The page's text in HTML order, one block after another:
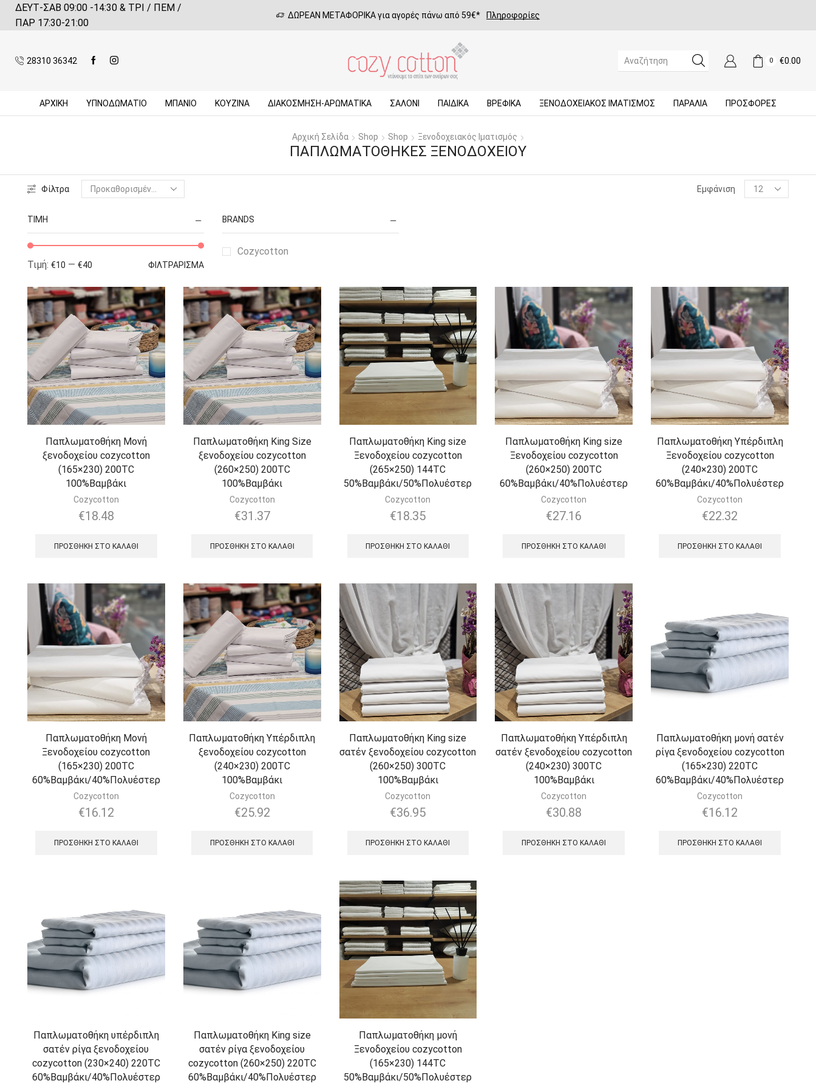
ΔΕΥΤ-ΣΑΒ 09:00 -14:30 & ΤΡΙ / ΠΕΜ /
ΠΑΡ 17:30-21:00
ΔΩΡΕΑΝ ΜΕΤΑΦΟΡΙΚΑ για αγορές πάνω από 59€* Πληροφορίες
28310 36342
SEARCH
0 €0.00
ΑΡΧΙΚΉ ΥΠΝΟΔΩΜΑΤΙΟ ΜΠΆΝΙΟ ΚΟΥΖΊΝΑ ΔΙΑΚΟΣΜΗΣΗ-ΑΡΩΜΑΤΙΚΑ ΣΑΛΌΝΙ ΠΑΙΔΙΚΆ ΒΡΕΦΙΚΆ ΞΕΝΟΔΟΧΕΙΑΚΌΣ ΙΜΑΤΙΣΜΌΣ ΠΑΡΑΛΙΑ ΠΡΟΣΦΟΡΈΣ
Αρχική Σελίδα Shop Shop Ξενοδοχειακός Ιματισμός
ΠΑΠΛΩΜΑΤΟΘΉΚΕΣ ΞΕΝΟΔΟΧΕΊΟΥ
Φίλτρα Εμφάνιση
Products
per
ΤΙΜΉ
ΦΙΛΤΡΆΡΙΣΜΑ
Τιμή: €10 — €40
BRANDS
Cozycotton
Παπλωματοθήκη Μονή
ξενοδοχείου cozycotton
(165×230) 200TC
100%Βαμβάκι
Cozycotton
€18.48
ΠΡΟΣΘΉΚΗ ΣΤΟ ΚΑΛΆΘΙ
Παπλωματοθήκη King Size
ξενοδοχείου cozycotton
(260×250) 200TC
100%Βαμβάκι
Cozycotton
€31.37
ΠΡΟΣΘΉΚΗ ΣΤΟ ΚΑΛΆΘΙ
Παπλωματοθήκη King size
Ξενοδοχείου cozycotton
(265×250) 144TC
50%Βαμβάκι/50%Πολυέστερ
Cozycotton
€18.35
ΠΡΟΣΘΉΚΗ ΣΤΟ ΚΑΛΆΘΙ
Παπλωματοθήκη King size
Ξενοδοχείου cozycotton
(260×250) 200TC
60%Βαμβάκι/40%Πολυέστερ
Cozycotton
€27.16
ΠΡΟΣΘΉΚΗ ΣΤΟ ΚΑΛΆΘΙ
Παπλωματοθήκη Υπέρδιπλη
Ξενοδοχείου cozycotton
(240×230) 200TC
60%Βαμβάκι/40%Πολυέστερ
Cozycotton
€22.32
ΠΡΟΣΘΉΚΗ ΣΤΟ ΚΑΛΆΘΙ
Παπλωματοθήκη Μονή
Ξενοδοχείου cozycotton
(165×230) 200TC
60%Βαμβάκι/40%Πολυέστερ
Cozycotton
€16.12
ΠΡΟΣΘΉΚΗ ΣΤΟ ΚΑΛΆΘΙ
Παπλωματοθήκη Υπέρδιπλη
ξενοδοχείου cozycotton
(240×230) 200TC
100%Βαμβάκι
Cozycotton
€25.92
ΠΡΟΣΘΉΚΗ ΣΤΟ ΚΑΛΆΘΙ
Παπλωματοθήκη King size
σατέν ξενοδοχείου cozycotton
(260×250) 300TC
100%Βαμβάκι
Cozycotton
€36.95
ΠΡΟΣΘΉΚΗ ΣΤΟ ΚΑΛΆΘΙ
Παπλωματοθήκη Υπέρδιπλη
σατέν ξενοδοχείου cozycotton
(240×230) 300TC
100%Βαμβάκι
Cozycotton
€30.88
ΠΡΟΣΘΉΚΗ ΣΤΟ ΚΑΛΆΘΙ
Παπλωματοθήκη μονή σατέν
ρίγα ξενοδοχείου cozycotton
(165×230) 220TC
60%Βαμβάκι/40%Πολυέστερ
Cozycotton
€16.12
ΠΡΟΣΘΉΚΗ ΣΤΟ ΚΑΛΆΘΙ
Παπλωματοθήκη υπέρδιπλη
σατέν ρίγα ξενοδοχείου
cozycotton (230×240) 220TC
60%Βαμβάκι/40%Πολυέστερ
Παπλωματοθήκη King size
σατέν ρίγα ξενοδοχείου
cozycotton (260×250) 220TC
60%Βαμβάκι/40%Πολυέστερ
Παπλωματοθήκη μονή
Ξενοδοχείου cozycotton
(165×230) 144TC
50%Βαμβάκι/50%Πολυέστερ